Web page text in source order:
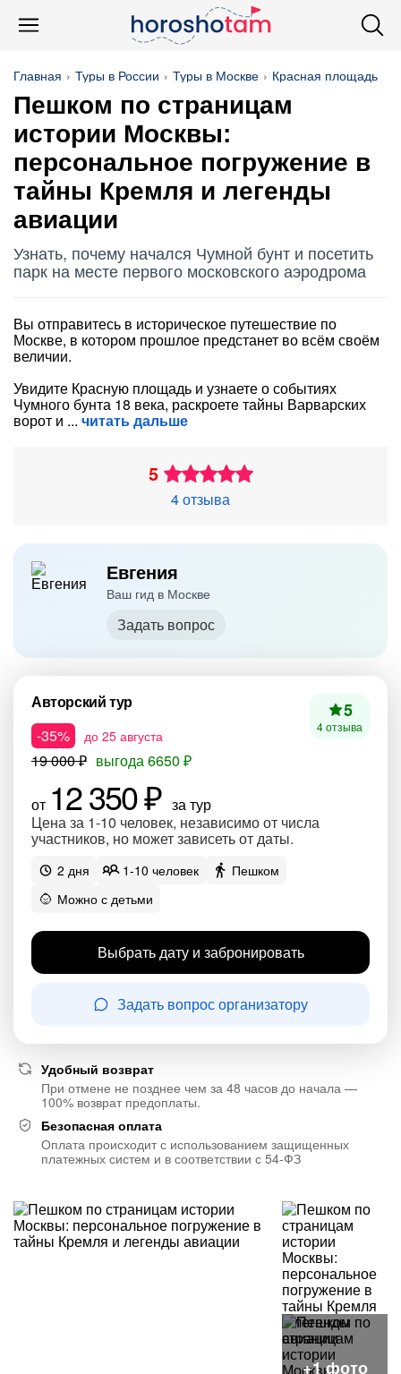
Главная Туры в России Туры в Москве Красная площадь
Пешком по страницам
истории Москвы:
персональное погружение в
тайны Кремля и легенды
авиации
Узнать, почему начался Чумной бунт и посетить
парк на месте первого московского аэродрома
Вы отправитесь в историческое путешествие по
Москве, в котором прошлое предстанет во всём своём
величии.
Увидите Красную площадь и узнаете о событиях
Чумного бунта 18 века, раскроете тайны Варварских
ворот и читать дальше
5
4 отзыва
Евгения
Ваш гид в Москве
Задать вопрос
Авторский тур
-35%
до 25 августа
19 000 ₽ выгода 6650 ₽
от 12 350 ₽ за тур
Цена за 1-10 человек, независимо от числа
участников, но может зависеть от даты.
5
4 отзыва
2 дня 1-10 человек
Пешком
Можно с детьми
Выбрать дату и забронировать
Задать вопрос организатору
Удобный возврат
При отмене не позднее чем за 48 часов до начала —
100% возврат предоплаты.
Безопасная оплата
Оплата происходит с использованием защищенных
платежных систем и в соответствии с 54-ФЗ